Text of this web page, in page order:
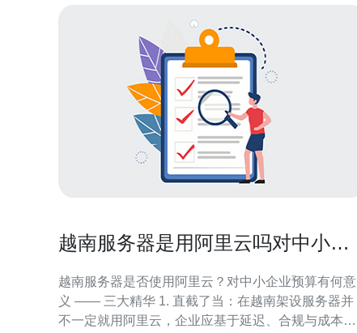
越南服务器是用阿里云吗对中小企
越南服务器是否使用阿里云？对中小企业预算有何意
义 —— 三大精华 1. 直截了当：在越南架设服务器并
不一定就用阿里云，企业应基于延迟、合规与成本做